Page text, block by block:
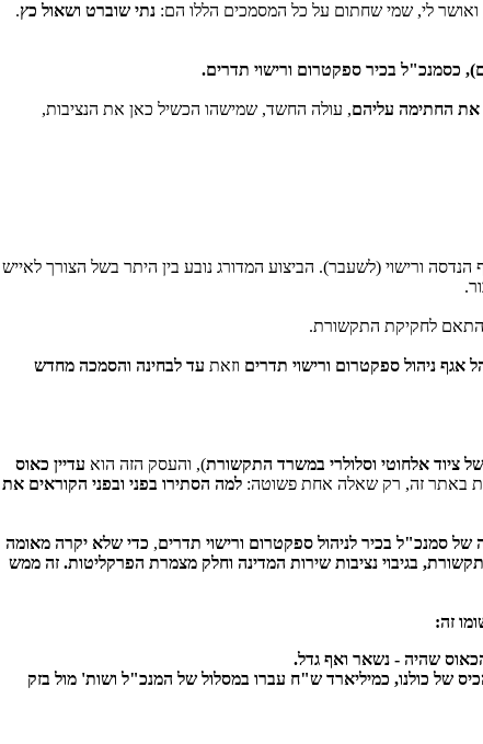
ואושר לי, שמי שחתום על כל המסמכים הללו הם: נתי שוברט ושאול כץ.
כסמנכ"ל בכיר ספקטרום ורישוי תדרים.
את החתימה עליהם, עולה החשד, שמישהו הכשיל כאן את הנציבות,
תדרים, ואגף הנדסה ורישוי (לשעבר). הביצוע המדורג נובע בין היתר בשל הצורך לאייש
בהתאם לחקיקת התקשורת.
אגף ניהול ספקטרום ורישוי תדרים וזאת עד לבחינה והסמכה מחדש
), והעסק הזה הוא עדיין כאוס
באתר זה, רק שאלה אחת פשוטה: למה הסתירו בפני ובפני הקוראים את
של סמנכ"ל בכיר לניהול ספקטרום ורישוי תדרים, כדי שלא יקרה מאומה
בגיבוי נציבות שירות המדינה וחלק מצמרת הפרקליטות. זה ממש
זה:
שהיה - נשאר ואף גדל.
לדאוג לכך ש"דמי הכיס" של שאול אלוביץ' יגדלו בכ-3 מיליארד ש"ח, על חשבון הכיס של כולנו, כמיליארד ש"ח עברו במסלול של המנכ"ל ושות' מול בזק